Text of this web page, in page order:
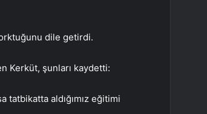
dile getirdi.
Kerküt, şunları kaydetti:
tatbikatta aldığımız eğitimi